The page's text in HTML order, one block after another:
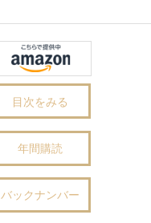
目次をみる
年間購読
バックナンバー